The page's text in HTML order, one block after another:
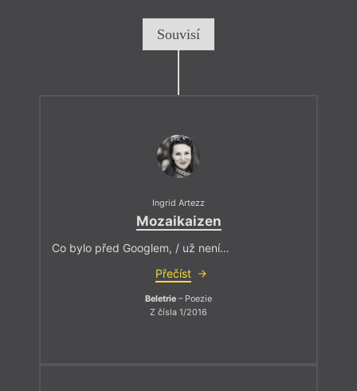
Souvisí
Ingrid Artezz
Mozaikaizen
Co bylo před Googlem, / už není…
Přečíst
Beletrie – Poezie
Z čísla 1/2016